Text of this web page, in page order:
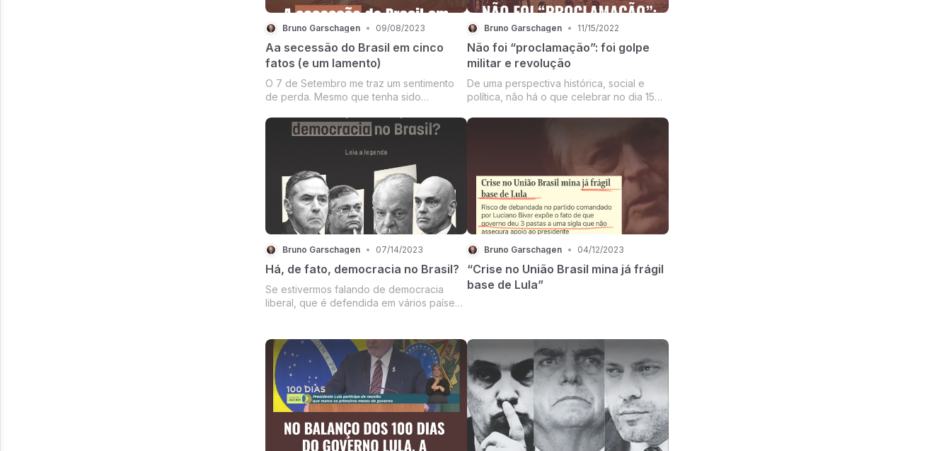
Bruno Garschagen • 09/08/2023
Aa secessão do Brasil em cinco
fatos (e um lamento)
O 7 de Setembro me traz um sentimento
de perda. Mesmo que tenha sido
posição intransigente e nada inteligente
das cortes de Lisboa, lamento todo ano
pela secessão do Brasil em face do Reino
Bruno Garschagen • 11/15/2022
Não foi “proclamação”: foi golpe
militar e revolução
De uma perspectiva histórica, social e
política, não há o que celebrar no dia 15
1889, foi realizado um golpe militar
Monarquia e instituiu, por meio das armas,
Bruno Garschagen • 07/14/2023
Há, de fato, democracia no Brasil?
Se estivermos falando de democracia
liberal, que é defendida em vários países
Bruno Garschagen • 04/12/2023
“Crise no União Brasil mina já frágil
base de Lula”